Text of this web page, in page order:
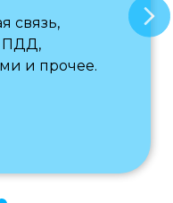
связь,
ПДД,
и прочее.